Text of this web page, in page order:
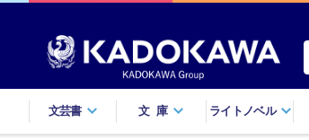
文芸書 文庫 ライトノベル